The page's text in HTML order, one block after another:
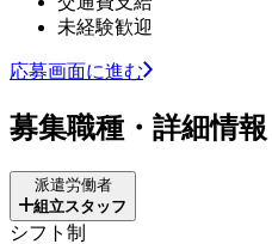
未経験歓迎
応募画面に進む
募集職種・詳細情報
派遣労働者
組立スタッフ
シフト制